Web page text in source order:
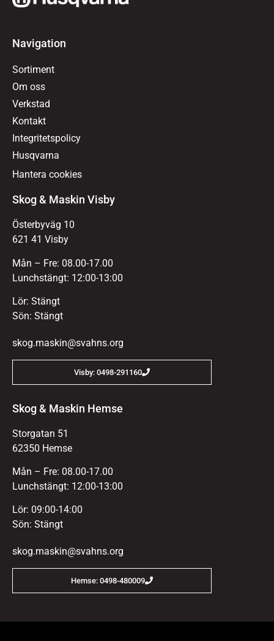
Navigation
Sortiment
Om oss
Verkstad
Kontakt
Integritetspolicy
Husqvarna
Hantera cookies
Skog & Maskin Visby
Österbyväg 10
621 41 Visby
Mån – Fre: 08.00-17.00
Lunchstängt: 12:00-13:00
Lör: Stängt
Sön: Stängt
skog.maskin@svahns.org
Visby: 0498-291160
Skog & Maskin Hemse
Storgatan 51
62350 Hemse
Mån – Fre: 08.00-17.00
Lunchstängt: 12:00-13:00
Lör: 09:00-14:00
Sön: Stängt
skog.maskin@svahns.org
Hemse: 0498-480009